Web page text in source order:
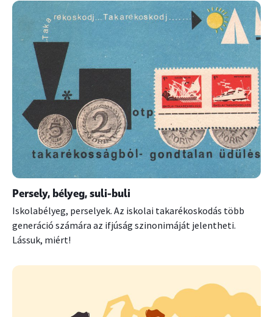
Persely, bélyeg, suli-buli
Iskolabélyeg, perselyek. Az iskolai takarékoskodás több
generáció számára az ifjúság szinonimáját jelentheti.
Lássuk, miért!